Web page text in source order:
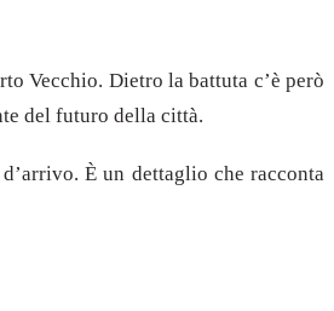
Vecchio. Dietro la battuta c’è però
del futuro della città.
È un dettaglio che racconta